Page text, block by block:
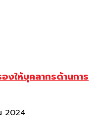
งให้บุคลากรด้านการ
2024